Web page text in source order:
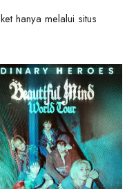
hanya melalui situs